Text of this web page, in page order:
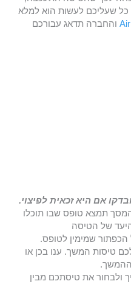
והחברה תדאג עבורכם
אם היא זכאית לפיצוי.
תמצא טופס שבו תוכלו
של הטיסה
שמימין לטופס.
טיסות המשך. ענו בכן או
ההמשך.
ולבחור את טיסתכם מבין